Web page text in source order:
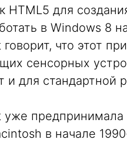
HTML5 для
в Windows 8
что этот
сенсорных
и для стандартной
предпринимала
в начале